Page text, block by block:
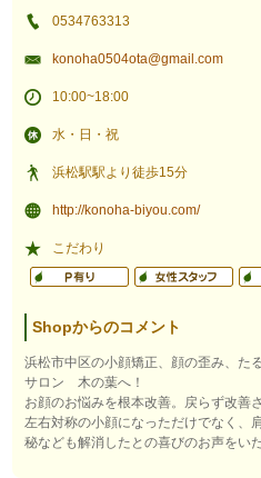
0534763313
konoha0504ota@gmail.com
10:00~18:00
水・日・祝
浜松駅駅より徒歩15分
http://konoha-biyou.com/
こだわり
Shopからのコメント
浜松市中区の小顔矯正、顔の歪み、た
サロン 木の葉へ！
お顔のお悩みを根本改善。戻らず改善
左右対称の小顔になっただけでなく、
秘なども解消したとの喜びのお声をい